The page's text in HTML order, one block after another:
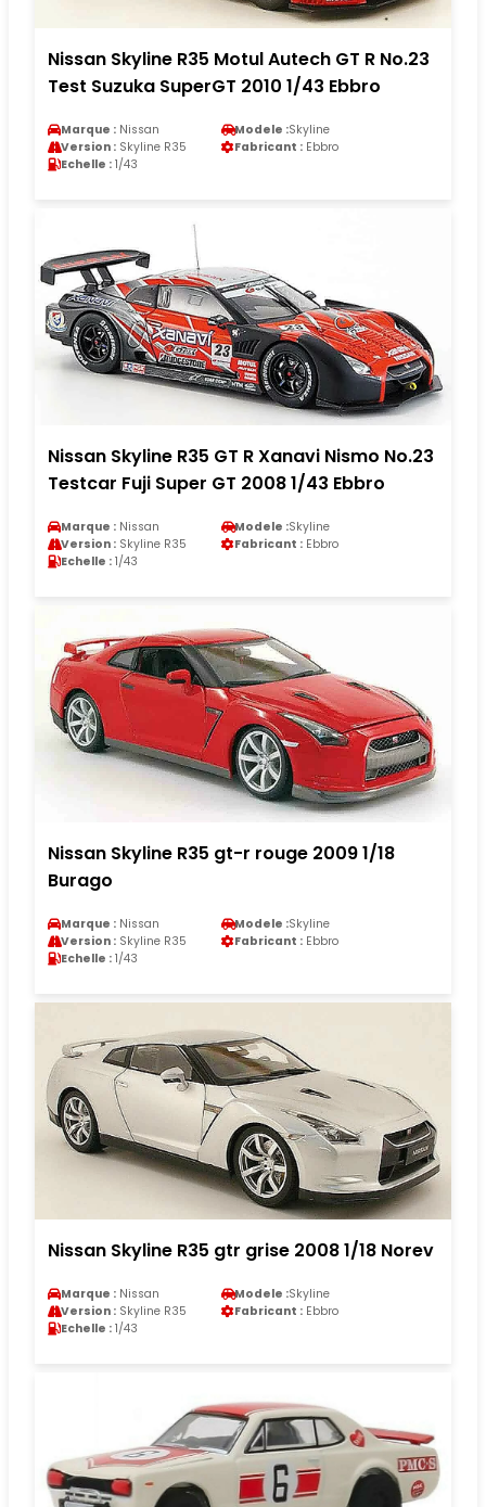
Nissan Skyline R35 Motul Autech GT R No.23
Test Suzuka SuperGT 2010 1/43 Ebbro
Marque : Nissan Modele :Skyline
Version : Skyline R35 Fabricant : Ebbro
Echelle : 1/43
Nissan Skyline R35 GT R Xanavi Nismo No.23
Testcar Fuji Super GT 2008 1/43 Ebbro
Marque : Nissan Modele :Skyline
Version : Skyline R35 Fabricant : Ebbro
Echelle : 1/43
Nissan Skyline R35 gt-r rouge 2009 1/18
Burago
Marque : Nissan Modele :Skyline
Version : Skyline R35 Fabricant : Ebbro
Echelle : 1/43
Nissan Skyline R35 gtr grise 2008 1/18 Norev
Marque : Nissan Modele :Skyline
Version : Skyline R35 Fabricant : Ebbro
Echelle : 1/43